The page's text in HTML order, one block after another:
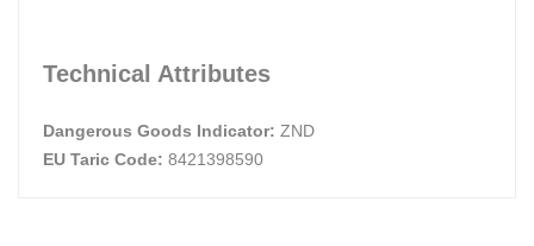
Technical Attributes
Dangerous Goods Indicator: ZND
EU Taric Code: 8421398590